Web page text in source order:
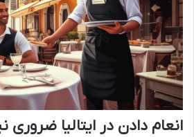
انعام دادن در ایتالیا